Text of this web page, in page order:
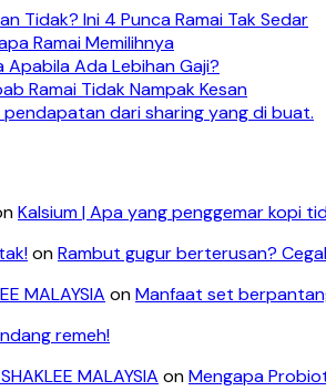
Tidak? Ini 4 Punca Ramai Tak Sedar
Ramai Memilihnya
Apabila Ada Lebihan Gaji?
Ramai Tidak Nampak Kesan
pendapatan dari sharing yang di buat.
Kalsium | Apa yang penggemar kopi
onRambut gugur berterusan?
MALAYSIA onManfaat set
remeh!
MALAYSIA onMengapa